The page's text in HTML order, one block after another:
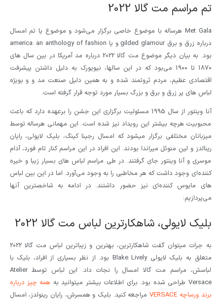
تم مراسم مت گالا 2022
Met Gala هرساله با موضوع خاصی برگزار می‌شود و موضوع یا تم امسال
درباره زرق و برق gilded glamour و یا america: an anthology of fashion
بود. به بیان دیگر موضوع مت گالا 2022 درباره مد آمریکا در بین سال های
1870 تا 1900 می‌بود که در این سالها، نیویورک به دلیل داشتن پیشرفت
اقتصادی عظیم، مردم ثروتمند شده و به همین دلیل صنعت مد و و بویژه
لباس های پر زرق و برق و بزرگ بسیار مورد توجه قرار گرفته است.
آنا وینتور از سال 1995 مسئولیت برگزاری این جشن را برعهده دارد که باعث
محبوبیت هرچه بیشتر این رویداد نیز شده است. این مهمانی هرساله توسط
میزبانان مختلفی برگزار میشود که امسال رجینا کینگ، بلیک لایولی، رایان
رینالدز و لین منوئل میراندا بودند. این افراد در این مراسم کنار تام فورد، آدام
موسری و آنا وینتور جای گرفتند. در طی مراسم لباس های بسیار زیبا و خیره
کننده‌ای وجود داشت که هر مخاطبی را به وجود می‌آورد. اما در این بین لباس
های مایوس کننده‌ای نیز حضور داشتند. در ادامه به شاخصترین آنها
می‌پردازیم:
بلیک لایولی، شاهکارترین لباس مت گالا 2022
به جرات میتوان گفت شاهکارترین، بهترین و زیباترین لباس مت گالا 2022
متعلق به بلیک لایولی Blake Lively بود. از نظر بسیاری از افراد، بلیک با
لباسش، مراسم مت گالا امسال را نجات داد. این لباس توسط Atelier
Versace طراحی شده بود. برای اطلاعات بیشتر میتوانید به
همه چیز درباره
برند ورساچه VERSACE
مراجعه کنید. بلیک و همسرش، رایان رینولدز، امسال